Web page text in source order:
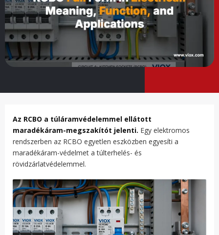
Az RCBO a túláramvédelemmel ellátott
maradékáram-megszakítót jelenti. Egy elektromos
rendszerben az RCBO egyetlen eszközben egyesíti a
maradékáram-védelmet a túlterhelés- és
rövidzárlatvédelemmel.